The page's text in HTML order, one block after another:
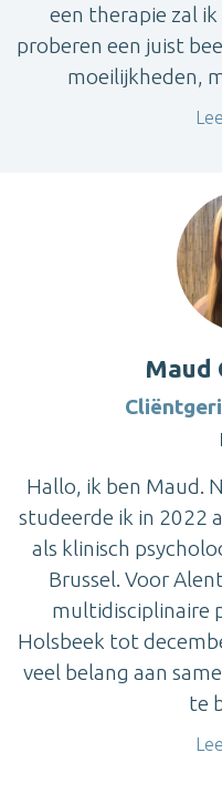
een therapie zal
proberen een juist
moeilijkheden,
Maud
Hallo, ik ben Maud.
studeerde ik in 2022
als klinisch
Brussel. Voor
multidisciplinaire
Holsbeek tot
veel belang aan
te